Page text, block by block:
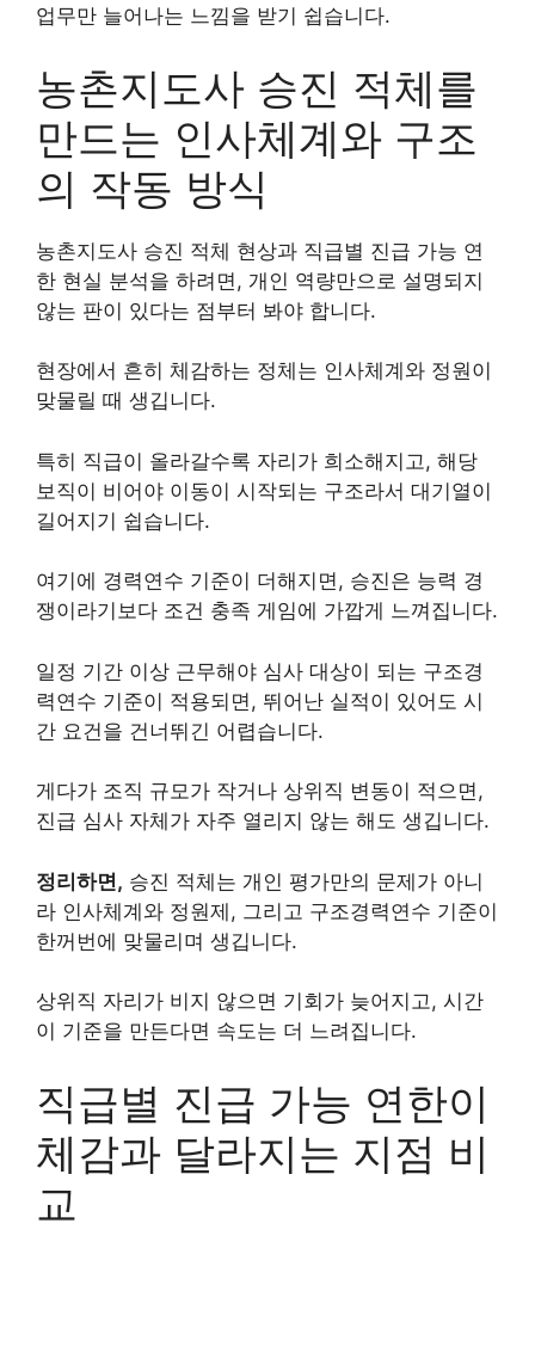
업무만 늘어나는 느낌을 받기 쉽습니다.
농촌지도사 승진 적체를
만드는 인사체계와 구조
의 작동 방식
농촌지도사 승진 적체 현상과 직급별 진급 가능 연
한 현실 분석을 하려면, 개인 역량만으로 설명되지
않는 판이 있다는 점부터 봐야 합니다.
현장에서 흔히 체감하는 정체는 인사체계와 정원이
맞물릴 때 생깁니다.
특히 직급이 올라갈수록 자리가 희소해지고, 해당
보직이 비어야 이동이 시작되는 구조라서 대기열이
길어지기 쉽습니다.
여기에 경력연수 기준이 더해지면, 승진은 능력 경
쟁이라기보다 조건 충족 게임에 가깝게 느껴집니다.
일정 기간 이상 근무해야 심사 대상이 되는 구조경
력연수 기준이 적용되면, 뛰어난 실적이 있어도 시
간 요건을 건너뛰긴 어렵습니다.
게다가 조직 규모가 작거나 상위직 변동이 적으면,
진급 심사 자체가 자주 열리지 않는 해도 생깁니다.
정리하면, 승진 적체는 개인 평가만의 문제가 아니
라 인사체계와 정원제, 그리고 구조경력연수 기준이
한꺼번에 맞물리며 생깁니다.
상위직 자리가 비지 않으면 기회가 늦어지고, 시간
이 기준을 만든다면 속도는 더 느려집니다.
직급별 진급 가능 연한이
체감과 달라지는 지점 비
교